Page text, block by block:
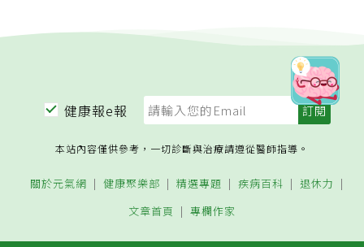
健康報e報
本站內容僅供參考，一切診斷與治療請遵從醫師指導。
關於元氣網 健康聚樂部 精選專題 疾病百科
退休力
文章首頁
專欄作家